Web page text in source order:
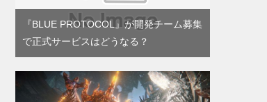
『BLUE PROTOCOL』が開発チーム募集
で正式サービスはどうなる？